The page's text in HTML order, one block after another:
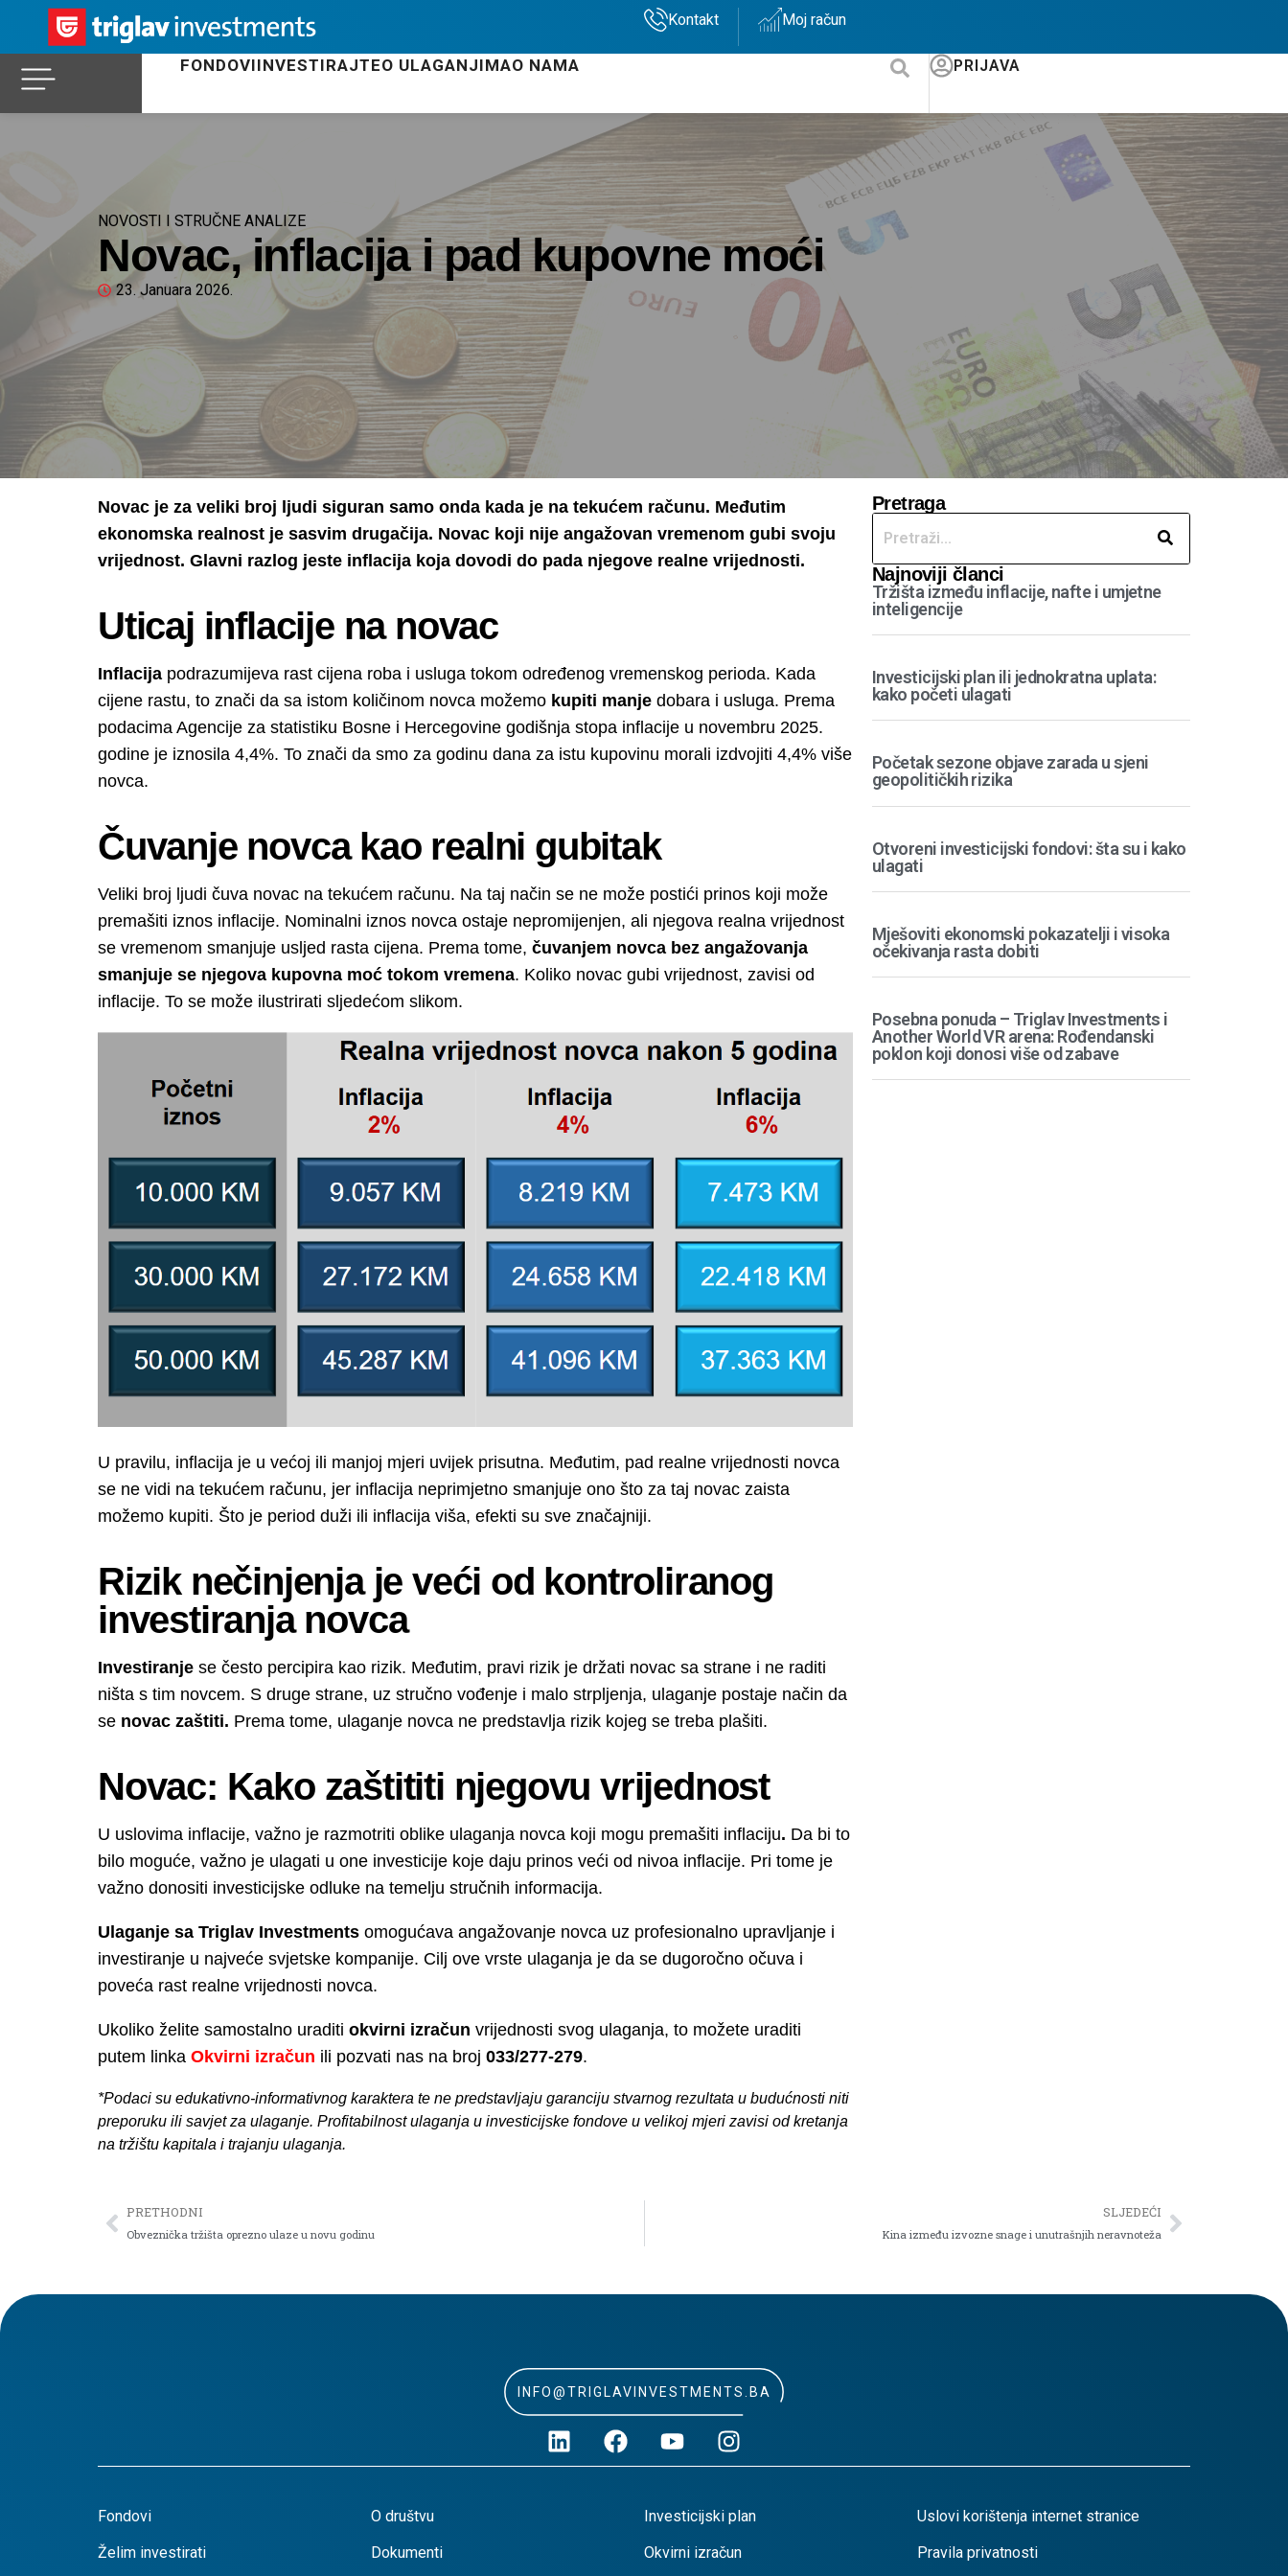
Kontakt Moj račun
FONDOVIINVESTIRAJTEO ULAGANJIMAO NAMA PRIJAVA
NOVOSTI I STRUČNE ANALIZE
Novac, inflacija i pad kupovne moći
23. Januara 2026.
Novac je za veliki broj ljudi siguran samo onda kada je na tekućem računu. Međutim
ekonomska realnost je sasvim drugačija. Novac koji nije angažovan vremenom gubi svoju
vrijednost. Glavni razlog jeste inflacija koja dovodi do pada njegove realne vrijednosti.
Uticaj inflacije na novac
Inflacija podrazumijeva rast cijena roba i usluga tokom određenog vremenskog perioda. Kada
cijene rastu, to znači da sa istom količinom novca možemo kupiti manje dobara i usluga. Prema
podacima Agencije za statistiku Bosne i Hercegovine godišnja stopa inflacije u novembru 2025.
godine je iznosila 4,4%. To znači da smo za godinu dana za istu kupovinu morali izdvojiti 4,4% više
novca.
Čuvanje novca kao realni gubitak
Veliki broj ljudi čuva novac na tekućem računu. Na taj način se ne može postići prinos koji može
premašiti iznos inflacije. Nominalni iznos novca ostaje nepromijenjen, ali njegova realna vrijednost
se vremenom smanjuje usljed rasta cijena. Prema tome, čuvanjem novca bez angažovanja
smanjuje se njegova kupovna moć tokom vremena. Koliko novac gubi vrijednost, zavisi od
inflacije. To se može ilustrirati sljedećom slikom.
U pravilu, inflacija je u većoj ili manjoj mjeri uvijek prisutna. Međutim, pad realne vrijednosti novca
se ne vidi na tekućem računu, jer inflacija neprimjetno smanjuje ono što za taj novac zaista
možemo kupiti. Što je period duži ili inflacija viša, efekti su sve značajniji.
Rizik nečinjenja je veći od kontroliranog
investiranja novca
Investiranje se često percipira kao rizik. Međutim, pravi rizik je držati novac sa strane i ne raditi
ništa s tim novcem. S druge strane, uz stručno vođenje i malo strpljenja, ulaganje postaje način da
se novac zaštiti. Prema tome, ulaganje novca ne predstavlja rizik kojeg se treba plašiti.
Novac: Kako zaštititi njegovu vrijednost
U uslovima inflacije, važno je razmotriti oblike ulaganja novca koji mogu premašiti inflaciju. Da bi to
bilo moguće, važno je ulagati u one investicije koje daju prinos veći od nivoa inflacije. Pri tome je
važno donositi investicijske odluke na temelju stručnih informacija.
Ulaganje sa Triglav Investments omogućava angažovanje novca uz profesionalno upravljanje i
investiranje u najveće svjetske kompanije. Cilj ove vrste ulaganja je da se dugoročno očuva i
poveća rast realne vrijednosti novca.
Ukoliko želite samostalno uraditi okvirni izračun vrijednosti svog ulaganja, to možete uraditi
putem linka Okvirni izračun ili pozvati nas na broj 033/277-279.
*Podaci su edukativno-informativnog karaktera te ne predstavljaju garanciju stvarnog rezultata u budućnosti niti
preporuku ili savjet za ulaganje. Profitabilnost ulaganja u investicijske fondove u velikoj mjeri zavisi od kretanja
na tržištu kapitala i trajanju ulaganja.
Pretraga
Najnoviji članci
Tržišta između inflacije, nafte i umjetne
inteligencije
Investicijski plan ili jednokratna uplata:
kako početi ulagati
Početak sezone objave zarada u sjeni
geopolitičkih rizika
Otvoreni investicijski fondovi: šta su i kako
ulagati
Mješoviti ekonomski pokazatelji i visoka
očekivanja rasta dobiti
Posebna ponuda – Triglav Investments i
Another World VR arena: Rođendanski
poklon koji donosi više od zabave
PRETHODNI
Obveznička tržišta oprezno ulaze u novu godinu
SLJEDEĆI
Kina između izvozne snage i unutrašnjih neravnoteža
INFO@TRIGLAVINVESTMENTS.BA
Fondovi
Želim investirati
O društvu
Dokumenti
Investicijski plan
Okvirni izračun
Uslovi korištenja internet stranice
Pravila privatnosti